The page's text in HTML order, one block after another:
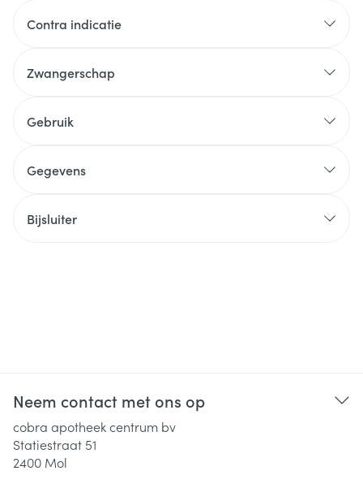
Contra indicatie
Zwangerschap
Gebruik
Gegevens
Bijsluiter
Neem contact met ons op
cobra apotheek centrum bv
Statiestraat 51
2400 Mol